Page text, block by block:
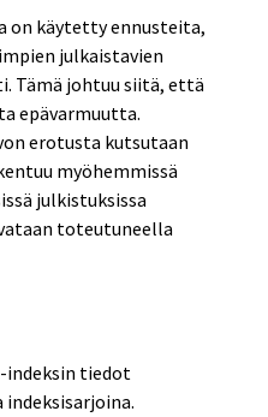
on käytetty ennusteita,
julkaistavien
Tämä johtuu siitä, että
epävarmuutta.
erotusta kutsutaan
myöhemmissä
julkistuksissa
toteutuneella
indeksin tiedot